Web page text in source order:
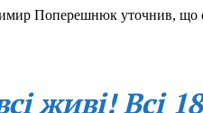
Поперешнюк уточнив, що
живі! Всі